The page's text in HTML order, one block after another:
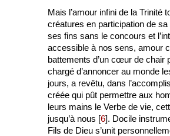
Mais l’amour infini de la Trinité
créatures en participation de
ses fins sans le concours et
accessible à nos sens, amour
battements d’un cœur de chair
chargé d’annoncer au monde
jours, a revêtu, dans
créée qui pût permettre aux
leurs mains le Verbe de vie,
jusqu’à nous [6]. Docile
Fils de Dieu s’unit